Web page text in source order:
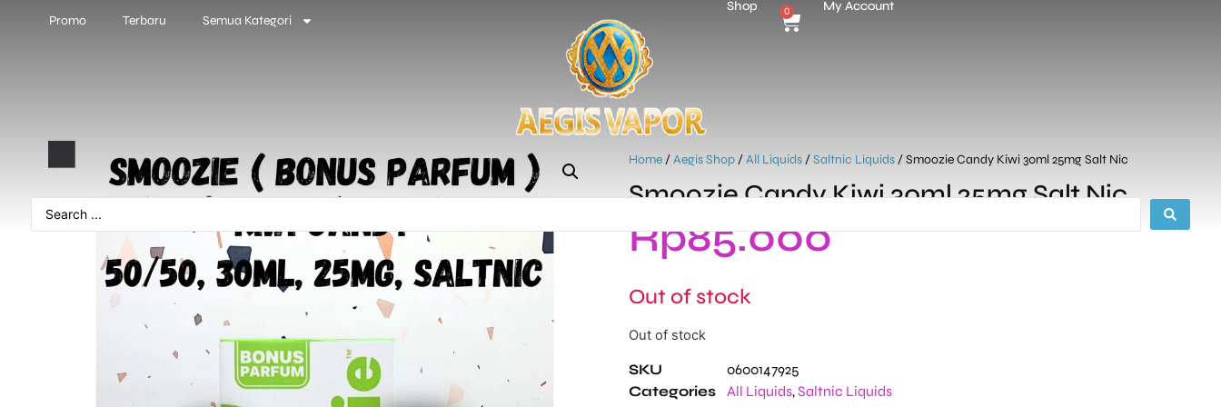
Promo Terbaru Semua Kategori
Shop 0 My Account
Home/Aegis Shop/All Liquids/Saltnic Liquids/ Smoozie Candy Kiwi 30ml 25mg Salt Nic
Smoozie Candy Kiwi 30ml 25mg Salt Nic
Rp85.000
Out of stock
Out of stock
SKU
0600147925
Categories
All Liquids,Saltnic Liquids